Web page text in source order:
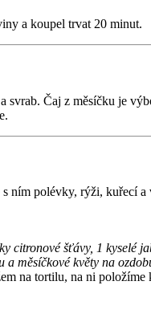
a koupel trvat 20 minut.
svrab. Čaj z měsíčku je
ním polévky, rýži, kuřecí
citronové šťávy, 1 kyselé
měsíčkové květy na
na tortilu, na ni